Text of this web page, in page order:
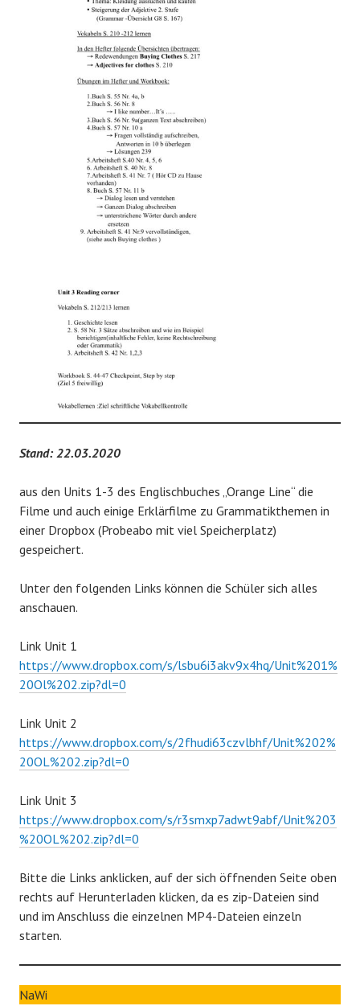
Stand: 22.03.2020
aus den Units 1-3 des Englischbuches „Orange Line“ die
Filme und auch einige Erklärfilme zu Grammatikthemen in
einer Dropbox (Probeabo mit viel Speicherplatz)
gespeichert.
Unter den folgenden Links können die Schüler sich alles
anschauen.
Link Unit 1
https://www.dropbox.com/s/lsbu6i3akv9x4hq/Unit%201%
20Ol%202.zip?dl=0
Link Unit 2
https://www.dropbox.com/s/2fhudi63czvlbhf/Unit%202%
20OL%202.zip?dl=0
Link Unit 3
https://www.dropbox.com/s/r3smxp7adwt9abf/Unit%203
%20OL%202.zip?dl=0
Bitte die Links anklicken, auf der sich öffnenden Seite oben
rechts auf Herunterladen klicken, da es zip-Dateien sind
und im Anschluss die einzelnen MP4-Dateien einzeln
starten.
NaWi